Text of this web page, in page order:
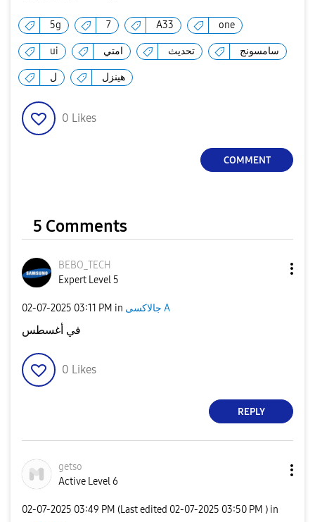
5g 7 A33 one
ui امتي تحديث سامسونج
ل هينزل
0 Likes
COMMENT
5 Comments
BEBO_TECH
Expert Level 5
‎02-07-2025 03:11 PM in جالاكسى A
في أغسطس
0 Likes
REPLY
getso
Active Level 6
‎02-07-2025 03:49 PM (Last edited ‎02-07-2025 03:50 PM ) in